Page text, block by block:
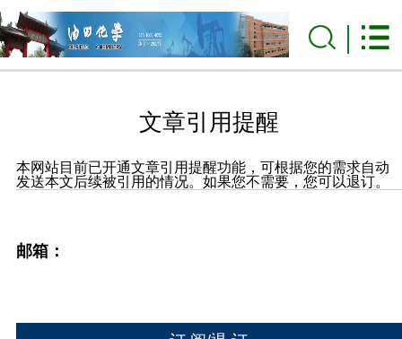
文章引用提醒
本网站目前已开通文章引用提醒功能，可根据您的需求自动
发送本文后续被引用的情况。如果您不需要，您可以退订。
邮箱：